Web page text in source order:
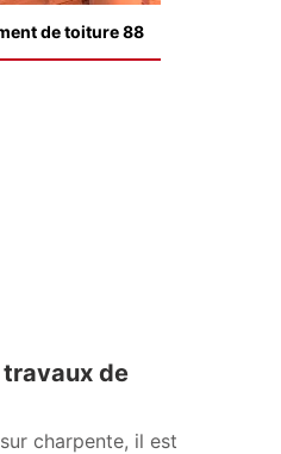
de toiture 88
travaux de
charpente, il est